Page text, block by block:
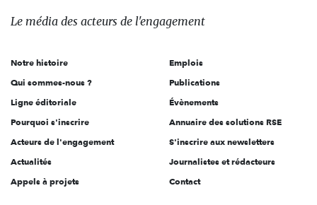
des
l'engagement
Le média des acteurs de l'engagement
Notre histoire
Qui sommes-nous ?
Ligne éditoriale
Pourquoi s'inscrire
Acteurs de l'engagement
Actualités
Appels à projets
Emplois
Publications
Évènements
Annuaire des solutions RSE
S'inscrire aux newsletters
Journalistes et rédacteurs
Contact